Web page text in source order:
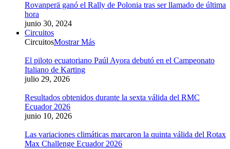
Rovanperä ganó el Rally de Polonia tras ser llamado de última
hora
junio 30, 2024
Circuitos
CircuitosMostrar Más
El piloto ecuatoriano Paúl Ayora debutó en el Campeonato
Italiano de Karting
julio 29, 2026
Resultados obtenidos durante la sexta válida del RMC
Ecuador 2026
junio 10, 2026
Las variaciones climáticas marcaron la quinta válida del Rotax
Max Challenge Ecuador 2026